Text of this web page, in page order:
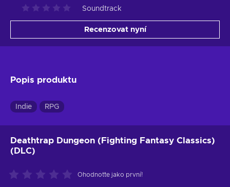
Soundtrack
Recenzovat nyní
Popis produktu
Indie RPG
Deathtrap Dungeon (Fighting Fantasy Classics)
(DLC)
Ohodnoťte jako první!